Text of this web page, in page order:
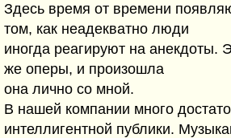
Здесь время от времени
том, как неадекватно люди
иногда реагируют на анекдоты.
же оперы, и произошла
она лично со мной.
В нашей компании много
интеллигентной публики.